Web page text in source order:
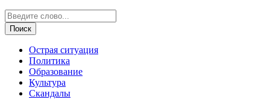
Острая ситуация
Политика
Образование
Культура
Скандалы